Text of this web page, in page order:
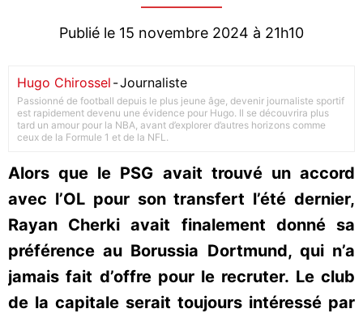
Publié le 15 novembre 2024 à 21h10
Hugo Chirossel -Journaliste
Passionné de football depuis le plus jeune âge, devenir journaliste sportif
est rapidement devenu une évidence pour Hugo. Il se découvrira plus
tard un amour pour la NBA, avant d’explorer d’autres horizons comme
ceux de la Formule 1 et de la NFL.
Alors que le PSG avait trouvé un accord
avec l’OL pour son transfert l’été dernier,
Rayan Cherki avait finalement donné sa
préférence au Borussia Dortmund, qui n’a
jamais fait d’offre pour le recruter. Le club
de la capitale serait toujours intéressé par